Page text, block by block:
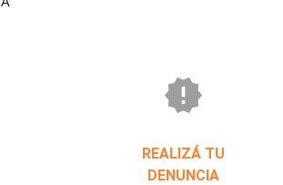
new_releases
REALIZÁ TU
DENUNCIA